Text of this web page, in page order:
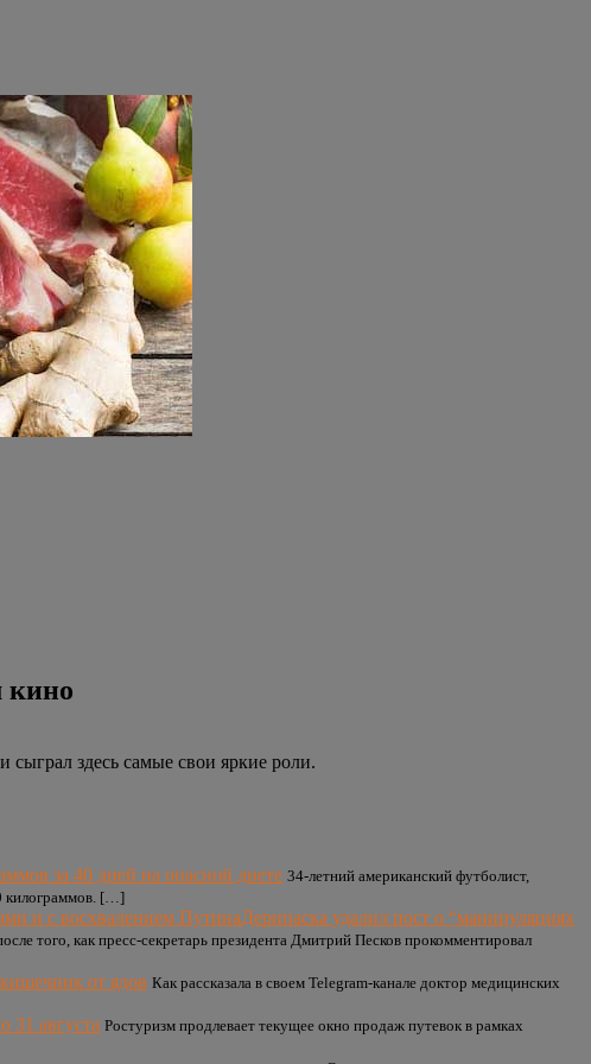
кино
здесь самые свои яркие роли.
за 40 дней на опасной диете 34-летний американский футболист,
килограммов. […]
Дерипаска удалил пост о “манипуляциях
того, как пресс-секретарь президента Дмитрий Песков прокомментировал
от ядов Как рассказала в своем Telegram-канале доктор медицинских
31 августа Ростуризм продлевает текущее окно продаж путевок в рамках